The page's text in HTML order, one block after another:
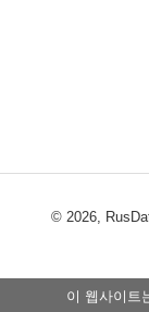
© 2026,
이 웹사이트